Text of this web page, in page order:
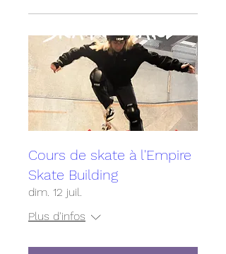
Cours de skate à l'Empire
Skate Building
dim. 12 juil.
Plus d'infos